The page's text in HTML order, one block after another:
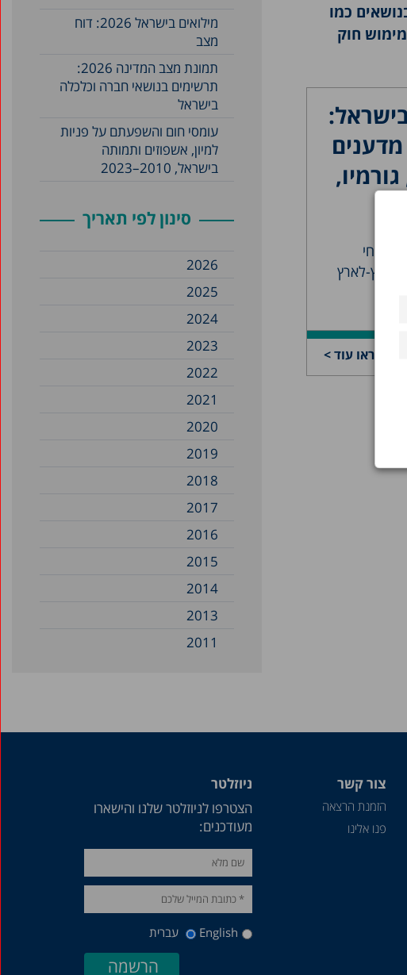
כמו
חוק
בחוץ-לארץ
קראו עוד >
מילואים בישראל 2026: דוח
מצב
תמונת מצב המדינה 2026:
תרשימים בנושאי חברה וכלכלה
בישראל
עומסי חום והשפעתם על פניות
למיון, אשפוזים ותמותה
בישראל, 2010–2023
סינון לפי תאריך
2026
2025
2024
2023
2022
2021
2020
2019
2018
2017
2016
2015
2014
2013
2011
2003
1997
1995
1994
1992
1991
1990
צור קשר
הזמנת הרצאה
פנו אלינו
ניוזלטר
הצטרפו לניוזלטר שלנו והישארו
מעודכנים:
English עברית